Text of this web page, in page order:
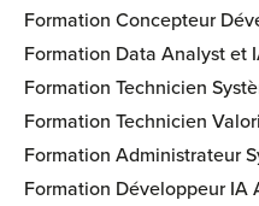
Formation Concepteur
Formation Data Analyst et
Formation Technicien
Formation Technicien
Formation Administrateur
Formation Développeur IA